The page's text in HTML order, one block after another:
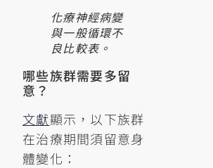
化療神經病變
與一般循環不
良比較表。
哪些族群需要多留
意？
文獻顯示，以下族群
在治療期間須留意身
體變化：